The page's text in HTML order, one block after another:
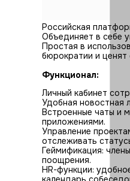
Российская
Объединяет в себе
Простая в
бюрократии и ценят
Функционал:
Личный кабинет
Удобная новостная
Встроенные чаты и
приложениями.
Управление
отслеживать
Геймификация:
поощрения.
HR-функции: